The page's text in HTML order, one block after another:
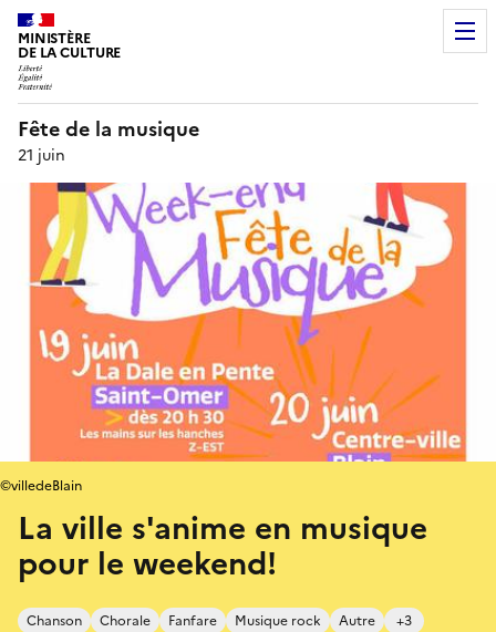
MINISTÈRE
DE LA CULTURE
Fête de la musique
21 juin
La ville s'anime en musique
pour le weekend!
Chanson Chorale Fanfare Musique rock Autre +3
©villedeBlain